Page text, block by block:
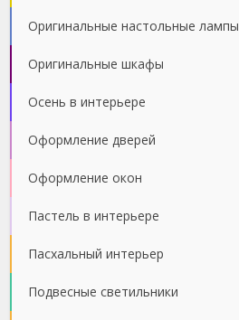
Оригинальные настольные лампы
Оригинальные шкафы
Осень в интерьере
Оформление дверей
Оформление окон
Пастель в интерьере
Пасхальный интерьер
Подвесные светильники